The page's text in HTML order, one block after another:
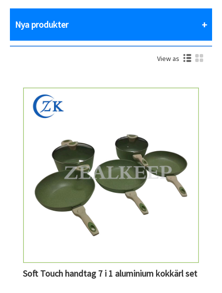
Nya produkter
View as
Soft Touch handtag 7 i 1 aluminium kokkärl set